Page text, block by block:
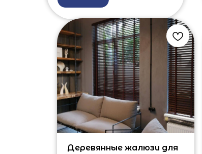
Деревянные жалюзи для